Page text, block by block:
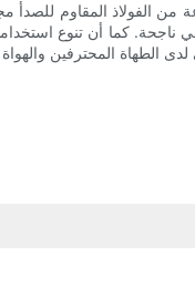
من الفولاذ المقاوم للصدأ
كما أن تنوع